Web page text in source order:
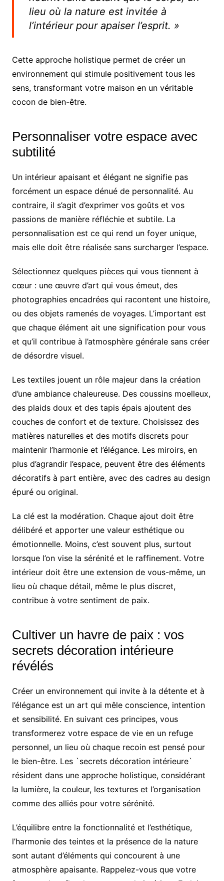
lieu où la nature est invitée à
l’intérieur pour apaiser l’esprit. »
Cette approche holistique permet de créer un
environnement qui stimule positivement tous les
sens, transformant votre maison en un véritable
cocon de bien-être.
Personnaliser votre espace avec
subtilité
Un intérieur apaisant et élégant ne signifie pas
forcément un espace dénué de personnalité. Au
contraire, il s’agit d’exprimer vos goûts et vos
passions de manière réfléchie et subtile. La
personnalisation est ce qui rend un foyer unique,
mais elle doit être réalisée sans surcharger l’espace.
Sélectionnez quelques pièces qui vous tiennent à
cœur : une œuvre d’art qui vous émeut, des
photographies encadrées qui racontent une histoire,
ou des objets ramenés de voyages. L’important est
que chaque élément ait une signification pour vous
et qu’il contribue à l’atmosphère générale sans créer
de désordre visuel.
Les textiles jouent un rôle majeur dans la création
d’une ambiance chaleureuse. Des coussins moelleux,
des plaids doux et des tapis épais ajoutent des
couches de confort et de texture. Choisissez des
matières naturelles et des motifs discrets pour
maintenir l’harmonie et l’élégance. Les miroirs, en
plus d’agrandir l’espace, peuvent être des éléments
décoratifs à part entière, avec des cadres au design
épuré ou original.
La clé est la modération. Chaque ajout doit être
délibéré et apporter une valeur esthétique ou
émotionnelle. Moins, c’est souvent plus, surtout
lorsque l’on vise la sérénité et le raffinement. Votre
intérieur doit être une extension de vous-même, un
lieu où chaque détail, même le plus discret,
contribue à votre sentiment de paix.
Cultiver un havre de paix : vos
secrets décoration intérieure
révélés
Créer un environnement qui invite à la détente et à
l’élégance est un art qui mêle conscience, intention
et sensibilité. En suivant ces principes, vous
transformerez votre espace de vie en un refuge
personnel, un lieu où chaque recoin est pensé pour
le bien-être. Les `secrets décoration intérieure`
résident dans une approche holistique, considérant
la lumière, la couleur, les textures et l’organisation
comme des alliés pour votre sérénité.
L’équilibre entre la fonctionnalité et l’esthétique,
l’harmonie des teintes et la présence de la nature
sont autant d’éléments qui concourent à une
atmosphère apaisante. Rappelez-vous que votre